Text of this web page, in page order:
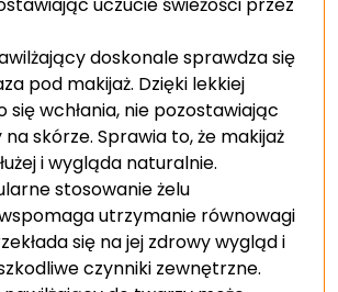
doskonale sprawdza się
pod makijaż. Dzięki lekkiej
się wchłania, nie pozostawiając
skórze. Sprawia to, że makijaż
i wygląda naturalnie.
stosowanie żelu
utrzymanie równowagi
się na jej zdrowy wygląd i
czynniki zewnętrzne.